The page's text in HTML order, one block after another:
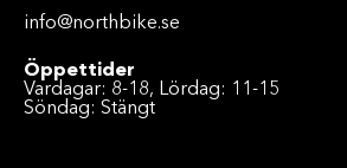
info@northbike.se
Öppettider
Vardagar: 8-18, Lördag: 11-15
Söndag: Stängt